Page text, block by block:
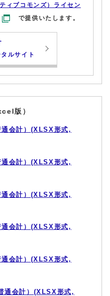
ィブコモンズ）ライセン
で提供いたします。
ルサイト
版）
会計）(XLSX形式,
会計）(XLSX形式,
会計）(XLSX形式,
会計）(XLSX形式,
会計）(XLSX形式,
通会計）(XLSX形式,